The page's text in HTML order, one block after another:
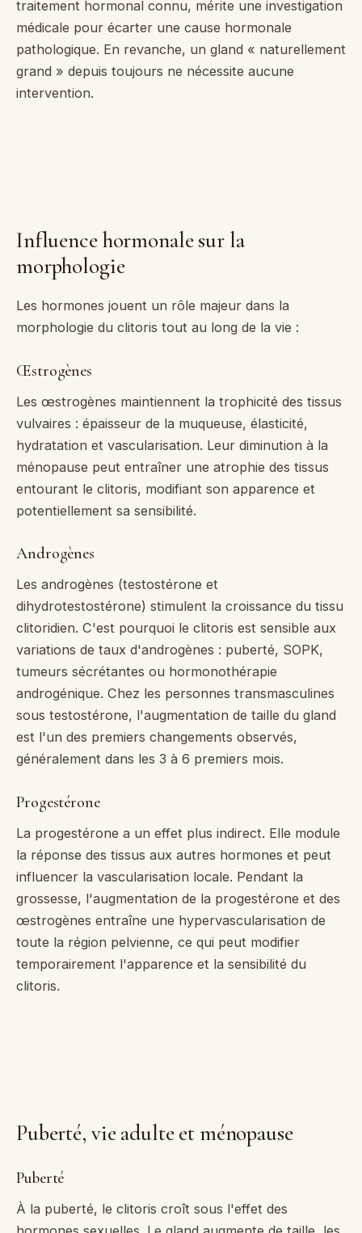
traitement hormonal connu, mérite une investigation
médicale pour écarter une cause hormonale
pathologique. En revanche, un gland « naturellement
grand » depuis toujours ne nécessite aucune
intervention.
Influence hormonale sur la
morphologie
Les hormones jouent un rôle majeur dans la
morphologie du clitoris tout au long de la vie :
Œstrogènes
Les œstrogènes maintiennent la trophicité des tissus
vulvaires : épaisseur de la muqueuse, élasticité,
hydratation et vascularisation. Leur diminution à la
ménopause peut entraîner une atrophie des tissus
entourant le clitoris, modifiant son apparence et
potentiellement sa sensibilité.
Androgènes
Les androgènes (testostérone et
dihydrotestostérone) stimulent la croissance du tissu
clitoridien. C'est pourquoi le clitoris est sensible aux
variations de taux d'androgènes : puberté, SOPK,
tumeurs sécrétantes ou hormonothérapie
androgénique. Chez les personnes transmasculines
sous testostérone, l'augmentation de taille du gland
est l'un des premiers changements observés,
généralement dans les 3 à 6 premiers mois.
Progestérone
La progestérone a un effet plus indirect. Elle module
la réponse des tissus aux autres hormones et peut
influencer la vascularisation locale. Pendant la
grossesse, l'augmentation de la progestérone et des
œstrogènes entraîne une hypervascularisation de
toute la région pelvienne, ce qui peut modifier
temporairement l'apparence et la sensibilité du
clitoris.
Puberté, vie adulte et ménopause
Puberté
À la puberté, le clitoris croît sous l'effet des